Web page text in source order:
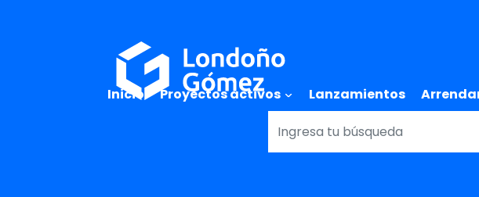
Main navigation
Inicio Proyectos activos Lanzamientos